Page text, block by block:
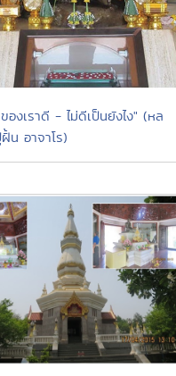
องเราดี - ไม่ดีเป็นยังไง" (หล
น อาจาโร)